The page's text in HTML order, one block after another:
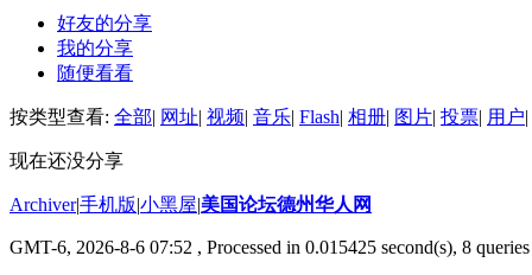
好友的分享
我的分享
随便看看
按类型查看: 全部| 网址| 视频| 音乐| Flash| 相册| 图片| 投票| 用户|
现在还没分享
Archiver|手机版|小黑屋|美国论坛德州华人网
GMT-6, 2026-8-6 07:52 , Processed in 0.015425 second(s), 8